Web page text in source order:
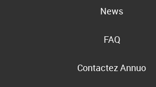
News
FAQ
Contactez Annuo